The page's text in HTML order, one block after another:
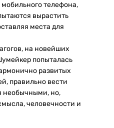
телефона,
вырастить
места для
на новейших
попыталась
развитых
правильно вести
необычными, но,
человечности и